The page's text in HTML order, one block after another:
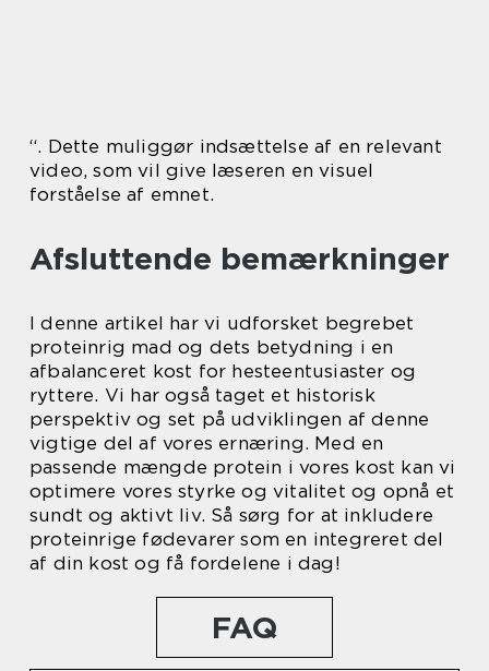
“. Dette muliggør indsættelse af en relevant
video, som vil give læseren en visuel
forståelse af emnet.
Afsluttende bemærkninger
I denne artikel har vi udforsket begrebet
proteinrig mad og dets betydning i en
afbalanceret kost for hesteentusiaster og
ryttere. Vi har også taget et historisk
perspektiv og set på udviklingen af denne
vigtige del af vores ernæring. Med en
passende mængde protein i vores kost kan vi
optimere vores styrke og vitalitet og opnå et
sundt og aktivt liv. Så sørg for at inkludere
proteinrige fødevarer som en integreret del
af din kost og få fordelene i dag!
FAQ